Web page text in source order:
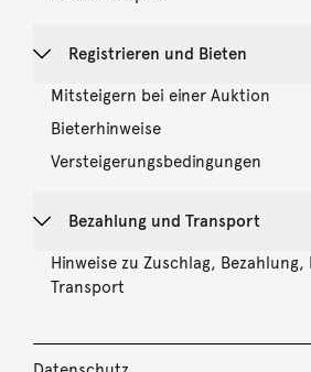
Registrieren und Bieten
Mitsteigern bei einer Auktion
Bieterhinweise
Versteigerungsbedingungen
Bezahlung und Transport
Hinweise zu Zuschlag, Bezahlung,
Transport